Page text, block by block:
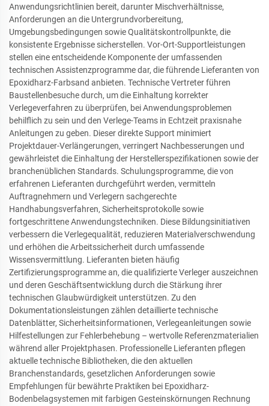
Anwendungsrichtlinien bereit, darunter Mischverhältnisse,
Anforderungen an die Untergrundvorbereitung,
Umgebungsbedingungen sowie Qualitätskontrollpunkte, die
konsistente Ergebnisse sicherstellen. Vor-Ort-Supportleistungen
stellen eine entscheidende Komponente der umfassenden
technischen Assistenzprogramme dar, die führende Lieferanten von
Epoxidharz-Farbsand anbieten. Technische Vertreter führen
Baustellenbesuche durch, um die Einhaltung korrekter
Verlegeverfahren zu überprüfen, bei Anwendungsproblemen
behilflich zu sein und den Verlege-Teams in Echtzeit praxisnahe
Anleitungen zu geben. Dieser direkte Support minimiert
Projektdauer-Verlängerungen, verringert Nachbesserungen und
gewährleistet die Einhaltung der Herstellerspezifikationen sowie der
branchenüblichen Standards. Schulungsprogramme, die von
erfahrenen Lieferanten durchgeführt werden, vermitteln
Auftragnehmern und Verlegern sachgerechte
Handhabungsverfahren, Sicherheitsprotokolle sowie
fortgeschrittene Anwendungstechniken. Diese Bildungsinitiativen
verbessern die Verlegequalität, reduzieren Materialverschwendung
und erhöhen die Arbeitssicherheit durch umfassende
Wissensvermittlung. Lieferanten bieten häufig
Zertifizierungsprogramme an, die qualifizierte Verleger auszeichnen
und deren Geschäftsentwicklung durch die Stärkung ihrer
technischen Glaubwürdigkeit unterstützen. Zu den
Dokumentationsleistungen zählen detaillierte technische
Datenblätter, Sicherheitsinformationen, Verlegeanleitungen sowie
Hilfestellungen zur Fehlerbehebung – wertvolle Referenzmaterialien
während aller Projektphasen. Professionelle Lieferanten pflegen
aktuelle technische Bibliotheken, die den aktuellen
Branchenstandards, gesetzlichen Anforderungen sowie
Empfehlungen für bewährte Praktiken bei Epoxidharz-
Bodenbelagsystemen mit farbigen Gesteinskörnungen Rechnung